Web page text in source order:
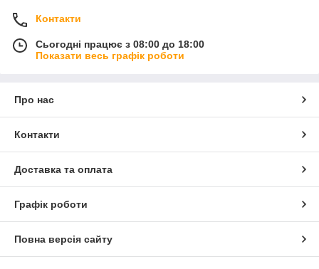
Контакти
Сьогодні працює з 08:00 до 18:00
Показати весь графік роботи
Про нас
Контакти
Доставка та оплата
Графік роботи
Повна версія сайту